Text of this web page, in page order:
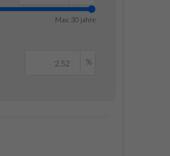
Max: 30 jahre
%